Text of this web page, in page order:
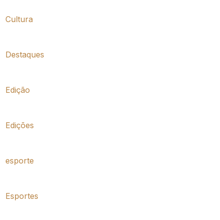
Cultura
Destaques
Edição
Edições
esporte
Esportes